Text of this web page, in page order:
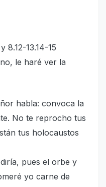
8.12-13.14-15
le haré ver la
habla: convoca la
No te reprocho tus
tus holocaustos
pues el orbe y
yo carne de